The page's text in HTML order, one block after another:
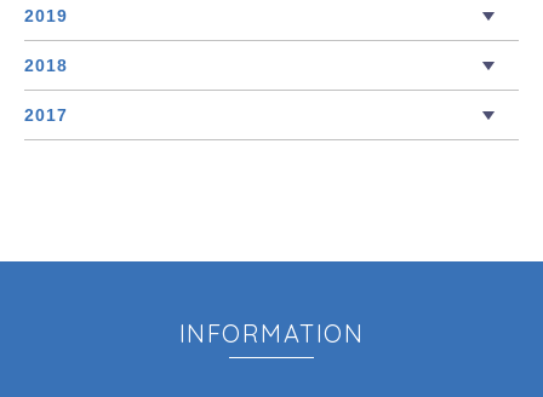
2019
2018
2017
INFORMATION